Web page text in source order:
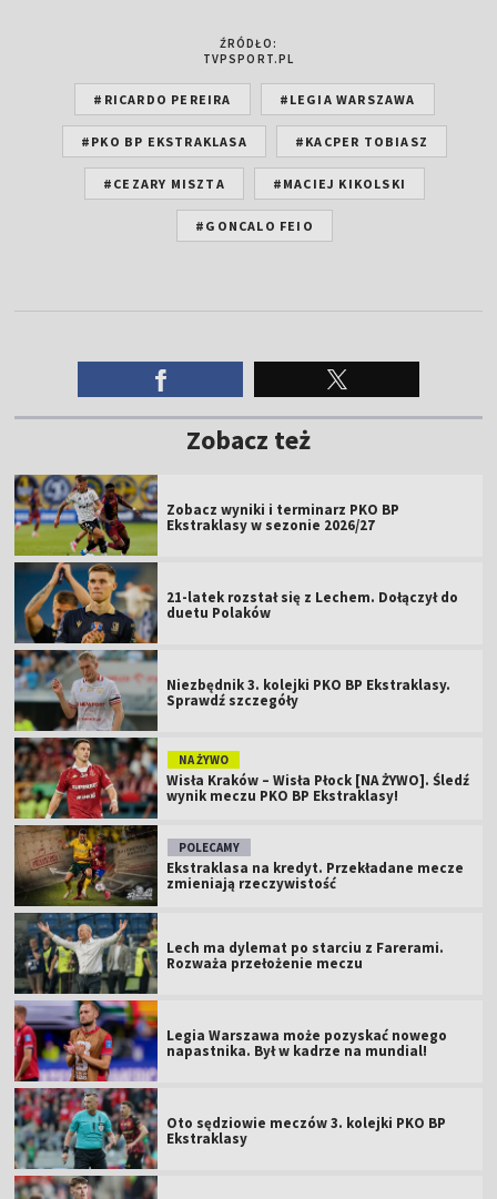
ŹRÓDŁO:
TVPSPORT.PL
#RICARDO PEREIRA #LEGIA WARSZAWA
#PKO BP EKSTRAKLASA #KACPER TOBIASZ
#CEZARY MISZTA #MACIEJ KIKOLSKI
#GONCALO FEIO
Zobacz też
Zobacz wyniki i terminarz PKO BP
Ekstraklasy w sezonie 2026/27
21-latek rozstał się z Lechem. Dołączył do
duetu Polaków
Niezbędnik 3. kolejki PKO BP Ekstraklasy.
Sprawdź szczegóły
NA ŻYWO
Wisła Kraków – Wisła Płock [NA ŻYWO]. Śledź
wynik meczu PKO BP Ekstraklasy!
POLECAMY
Ekstraklasa na kredyt. Przekładane mecze
zmieniają rzeczywistość
Lech ma dylemat po starciu z Farerami.
Rozważa przełożenie meczu
Legia Warszawa może pozyskać nowego
napastnika. Był w kadrze na mundial!
Oto sędziowie meczów 3. kolejki PKO BP
Ekstraklasy